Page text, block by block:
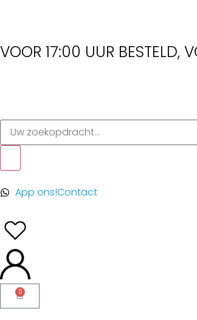
VOOR 17:00 UUR BESTELD,
App ons!Contact
0